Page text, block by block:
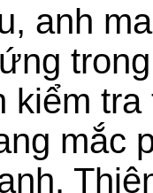
anh
kiểm
mắc